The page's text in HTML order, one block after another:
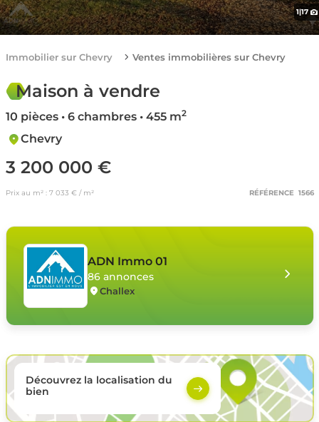
1|17
Immobilier sur Chevry Ventes immobilières sur Chevry
Maison à vendre
10 pièces • 6 chambres • 455 m2
Chevry
3 200 000 €
Prix au m² : 7 033 € / m² RÉFÉRENCE 1566
ADN Immo 01
86 annonces
Challex
Découvrez la localisation du
bien